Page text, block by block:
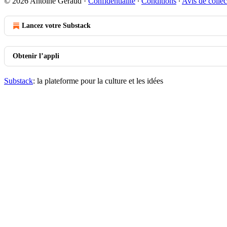
Lancez votre Substack
Obtenir l’appli
Substack: la plateforme pour la culture et les idées